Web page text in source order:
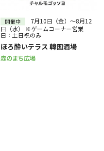
開催中
7月10日（金）～8月12
日（水） ※ゲームコーナー営業
日：土日祝のみ
ほろ酔いテラス 韓国酒場
森のまち広場